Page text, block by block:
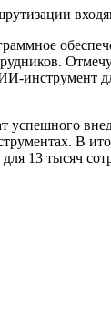
инструмент
успешного
В
13 тысяч